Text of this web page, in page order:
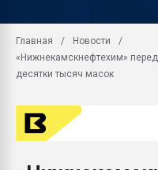
Главная
Новости
«Нижнекамскнефтехим»
десятки тысяч масок